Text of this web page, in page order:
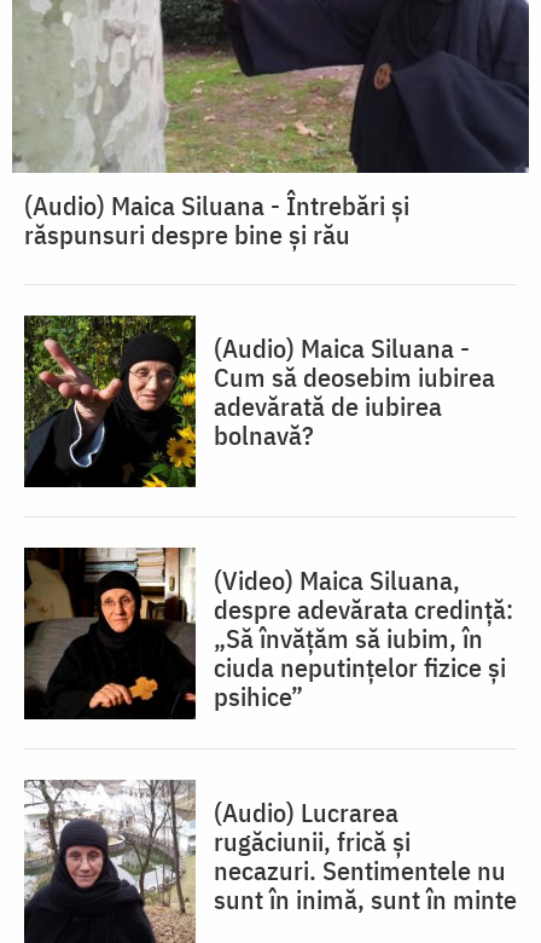
(Audio) Maica Siluana - Întrebări și
răspunsuri despre bine și rău
(Audio) Maica Siluana -
Cum să deosebim iubirea
adevărată de iubirea
bolnavă?
(Video) Maica Siluana,
despre adevărata credință:
„Să învățăm să iubim, în
ciuda neputințelor fizice și
psihice”
(Audio) Lucrarea
rugăciunii, frică și
necazuri. Sentimentele nu
sunt în inimă, sunt în minte